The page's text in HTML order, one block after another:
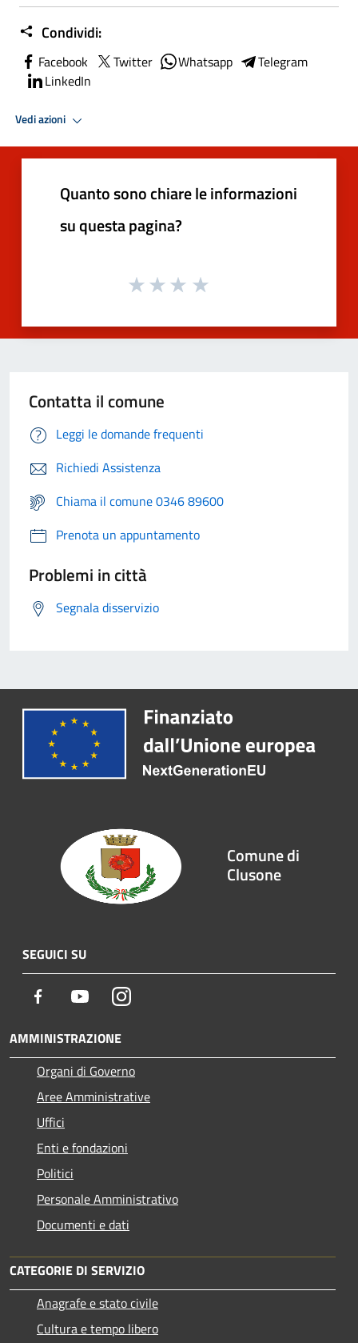
Condividi:
Facebook Twitter Whatsapp
Telegram
LinkedIn
Vedi azioni
Quanto sono chiare le informazioni
su questa pagina?
Contatta il comune
Leggi le domande frequenti
Richiedi Assistenza
Chiama il comune 0346 89600
Prenota un appuntamento
Problemi in città
Segnala disservizio
Comune di
Clusone
SEGUICI SU
Facebook YoutubeInstagram
AMMINISTRAZIONE
Organi di Governo
Aree Amministrative
Uffici
Enti e fondazioni
Politici
Personale Amministrativo
Documenti e dati
CATEGORIE DI SERVIZIO
Anagrafe e stato civile
Cultura e tempo libero